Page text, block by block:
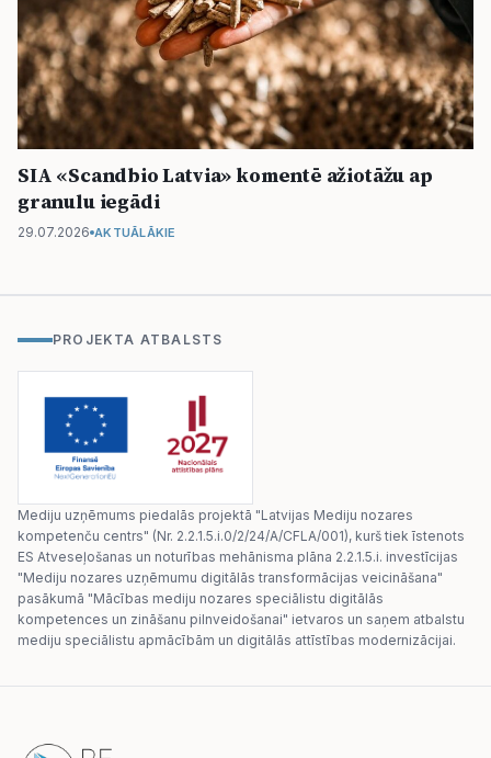
SIA «Scandbio Latvia» komentē ažiotāžu ap
granulu iegādi
29.07.2026 AKTUĀLĀKIE
PROJEKTA ATBALSTS
Mediju uzņēmums piedalās projektā "Latvijas Mediju nozares
kompetenču centrs" (Nr. 2.2.1.5.i.0/2/24/A/CFLA/001), kurš tiek īstenots
ES Atveseļošanas un noturības mehānisma plāna 2.2.1.5.i. investīcijas
"Mediju nozares uzņēmumu digitālās transformācijas veicināšana"
pasākumā "Mācības mediju nozares speciālistu digitālās
kompetences un zināšanu pilnveidošanai" ietvaros un saņem atbalstu
mediju speciālistu apmācībām un digitālās attīstības modernizācijai.